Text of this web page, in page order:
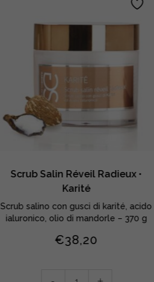
Scrub Salin Réveil Radieux •
Karité
Scrub salino con gusci di karité, acido
ialuronico, olio di mandorle – 370 g
€38,20